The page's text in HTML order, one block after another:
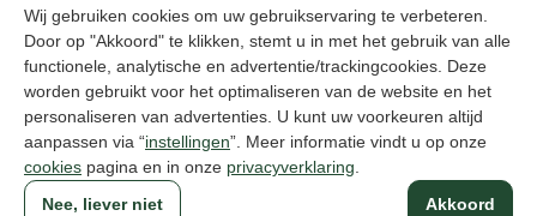
Wij gebruiken cookies om uw gebruikservaring te verbeteren.
Door op "Akkoord" te klikken, stemt u in met het gebruik van alle
functionele, analytische en advertentie/trackingcookies. Deze
worden gebruikt voor het optimaliseren van de website en het
personaliseren van advertenties. U kunt uw voorkeuren altijd
aanpassen via “instellingen”. Meer informatie vindt u op onze
cookies pagina en in onze privacyverklaring
Akkoord
Nee, liever niet
179,95108,00 359,95
Naar alle producten